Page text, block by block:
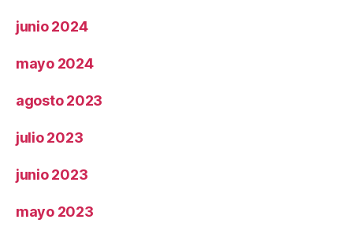
junio 2024
mayo 2024
agosto 2023
julio 2023
junio 2023
mayo 2023